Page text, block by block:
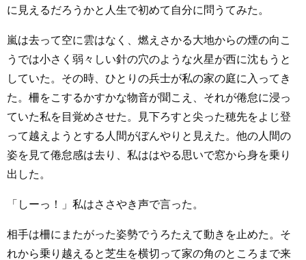
に見えるだろうかと人生で初めて自分に問うてみた。
嵐は去って空に雲はなく、燃えさかる大地からの煙の向こ
うでは小さく弱々しい針の穴のような火星が西に沈もうと
していた。その時、ひとりの兵士が私の家の庭に入ってき
た。柵をこするかすかな物音が聞こえ、それが倦怠に浸っ
ていた私を目覚めさせた。見下ろすと尖った穂先をよじ登
って越えようとする人間がぼんやりと見えた。他の人間の
姿を見て倦怠感は去り、私ははやる思いで窓から身を乗り
出した。
「しーっ！」私はささやき声で言った。
相手は柵にまたがった姿勢でうろたえて動きを止めた。そ
れから乗り越えると芝生を横切って家の角のところまで来